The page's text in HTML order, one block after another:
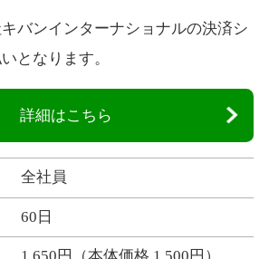
バンインターナショナルの決済シ
となります。
詳細はこちら
全社員
60日